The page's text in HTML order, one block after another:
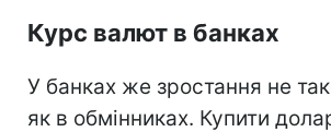
Курс валют в банках
У банках же зростання не
як в обмінниках. Купити